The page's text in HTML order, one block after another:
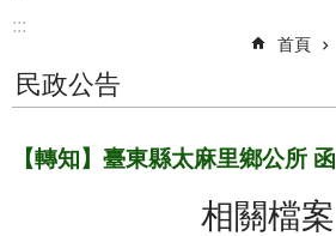
:::
首頁
民政公告
【轉知】臺東縣太麻里鄉公所 函
相關檔案